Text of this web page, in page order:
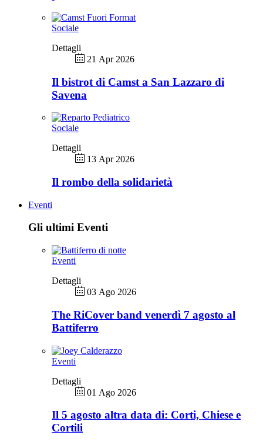
Sociale
Dettagli
21 Apr 2026
Il bistrot di Camst a San Lazzaro di
Savena
Sociale
Dettagli
13 Apr 2026
Il rombo della solidarietà
Eventi
Gli ultimi Eventi
Eventi
Dettagli
03 Ago 2026
The RiCover band venerdì 7 agosto al
Battiferro
Eventi
Dettagli
01 Ago 2026
Il 5 agosto altra data di: Corti, Chiese e
Cortili